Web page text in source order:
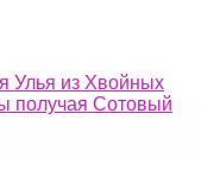
Улья из Хвойных
получая Сотовый